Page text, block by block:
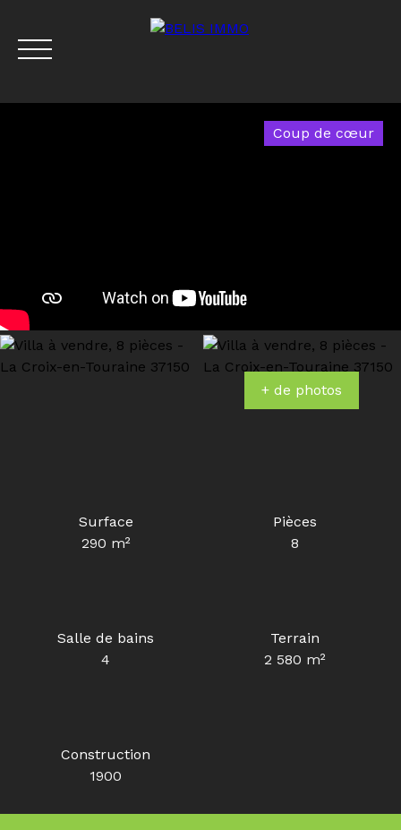
Coup de cœur
+ de photos
Surface
290 m²
Pièces
8
Salle de bains
4
Terrain
2 580 m²
Construction
1900